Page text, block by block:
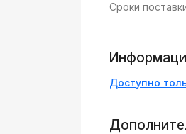
Сроки
Доступно